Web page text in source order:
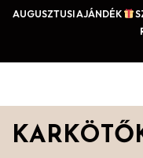
AUGUSZTUSI AJÁNDÉK